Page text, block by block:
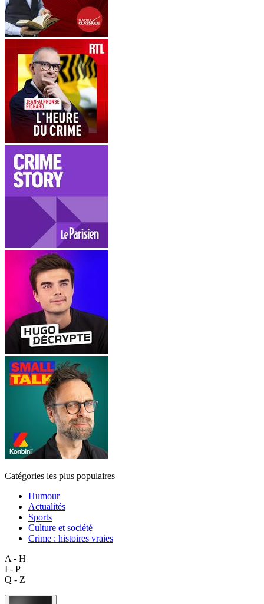
Catégories les plus populaires
Humour
Actualités
Sports
Culture et société
Crime : histoires vraies
A - H
I - P
Q - Z